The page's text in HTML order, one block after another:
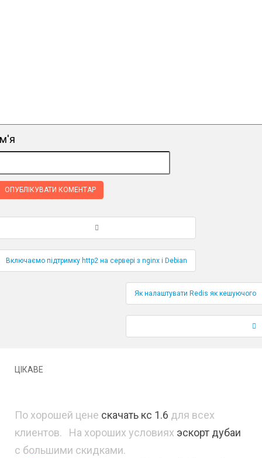
по публікаціям
Включаємо підтримку http2 на сервері з nginx і Debian
Як налаштувати Redis як кешуючого
ЦІКАВЕ
По хорошей цене скачать кс 1.6 для всех
клиентов. На хороших условиях эскорт дубаи
с большими скидками.